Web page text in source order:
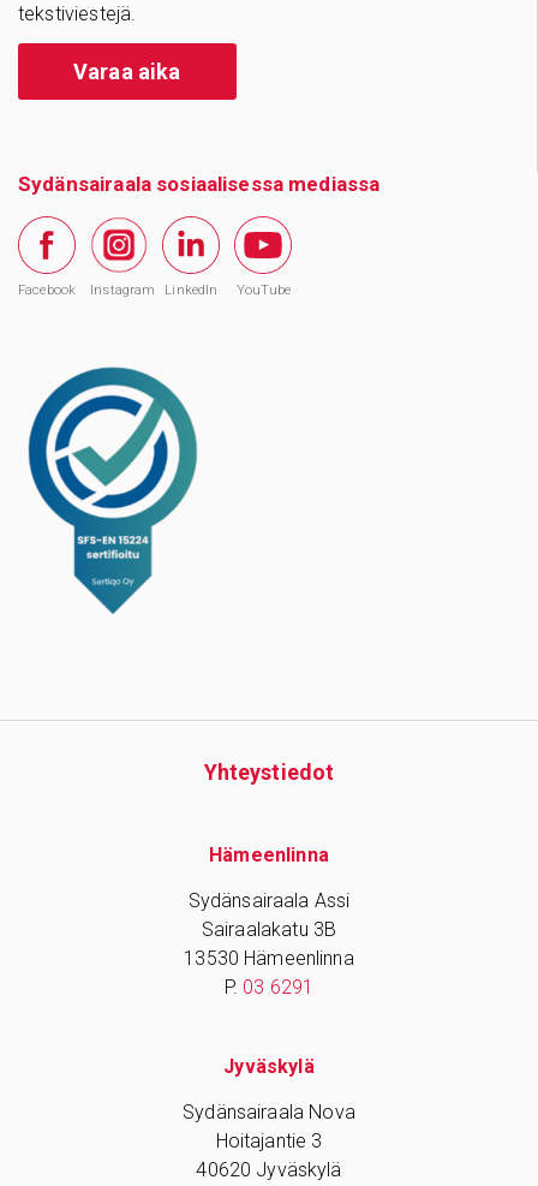
tekstiviestejä.
Varaa aika
Sydänsairaala sosiaalisessa mediassa
Facebook Instagram LinkedIn YouTube
Yhteys­tiedot
Hämeenlinna
Sydänsairaala Assi
Sairaalakatu 3B
13530 Hämeenlinna
P. 03 6291
Jyväskylä
Sydänsairaala Nova
Hoitajantie 3
40620 Jyväskylä